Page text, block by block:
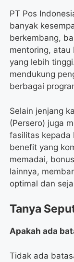
PT Pos
banyak
berkembang,
mentoring, atau
yang lebih
mendukung
berbagai
Selain jenjang
(Persero) juga
fasilitas kepada
benefit yang
memadai,
lainnya,
optimal dan
Tanya
Apakah ada
Tidak ada